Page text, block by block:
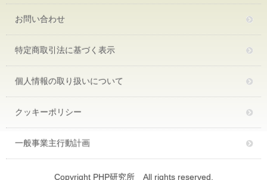
お問い合わせ
特定商取引法に基づく表示
個人情報の取り扱いについて
クッキーポリシー
一般事業主行動計画
Copyright PHP研究所 All rights reserved.